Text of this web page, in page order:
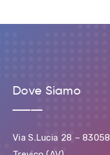
Dove Siamo
Via S.Lucia 28 – 83058